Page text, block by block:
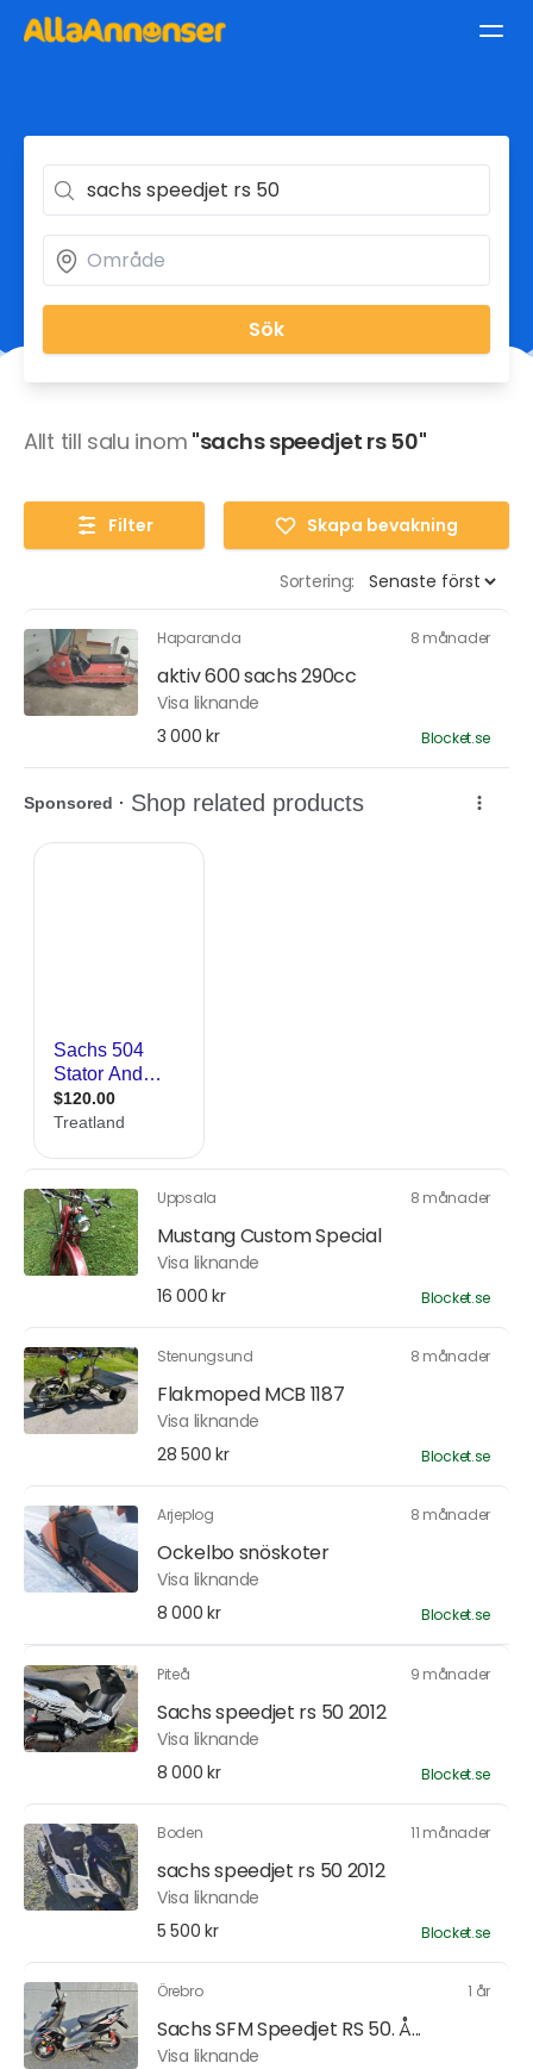
Sök
Allt till salu inom "sachs speedjet rs 50"
Filter Skapa bevakning
Sortering:
Haparanda 8 månader
aktiv 600 sachs 290cc
Visa liknande
3 000 kr
Blocket.se
Uppsala 8 månader
Mustang Custom Special
Visa liknande
16 000 kr
Blocket.se
Stenungsund 8 månader
Flakmoped MCB 1187
Visa liknande
28 500 kr
Blocket.se
Arjeplog 8 månader
Ockelbo snöskoter
Visa liknande
8 000 kr
Blocket.se
Piteå 9 månader
Sachs speedjet rs 50 2012
Visa liknande
8 000 kr
Blocket.se
Boden 11 månader
sachs speedjet rs 50 2012
Visa liknande
5 500 kr
Blocket.se
Örebro 1 år
Sachs SFM Speedjet RS 50. Å...
Visa liknande